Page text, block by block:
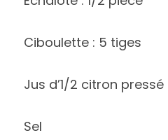
Ciboulette : 5 tiges
Jus d’1/2 citron pressé
Sel